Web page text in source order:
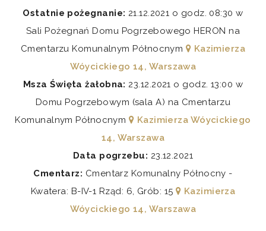
Ostatnie pożegnanie: 21.12.2021 o godz. 08:30 w
Sali Pożegnań Domu Pogrzebowego HERON na
Cmentarzu Komunalnym Północnym
Kazimierza
Wóycickiego 14, Warszawa
Msza Święta żałobna: 23.12.2021 o godz. 13:00 w
Domu Pogrzebowym (sala A) na Cmentarzu
Komunalnym Północnym
Kazimierza Wóycickiego
14, Warszawa
Data pogrzebu: 23.12.2021
Cmentarz: Cmentarz Komunalny Północny -
Kwatera: B-IV-1 Rząd: 6, Grób: 15
Kazimierza
Wóycickiego 14, Warszawa